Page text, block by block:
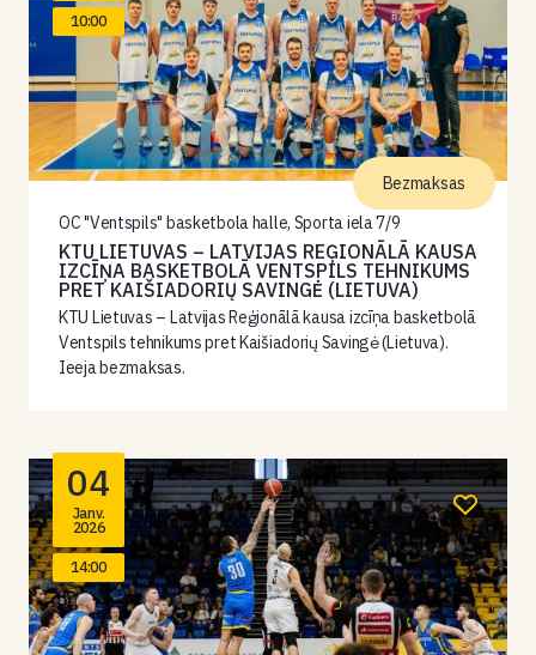
10:00
OC "Ventspils" basketbola halle, Sporta iela 7/9
KTU LIETUVAS – LATVIJAS REĢIONĀLĀ KAUSA
IZCĪŅA BASKETBOLĀ VENTSPILS TEHNIKUMS
PRET KAIŠIADORIŲ SAVINGĖ (LIETUVA)
KTU Lietuvas – Latvijas Reģionālā kausa izcīņa basketbolā
Ventspils tehnikums pret Kaišiadorių Savingė (Lietuva).
Ieeja bezmaksas.
Bezmaksas
04
Janv.
2026
14:00